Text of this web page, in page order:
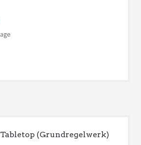
Tabletop (Grundregelwerk)